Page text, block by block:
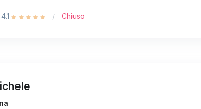
Chiuso